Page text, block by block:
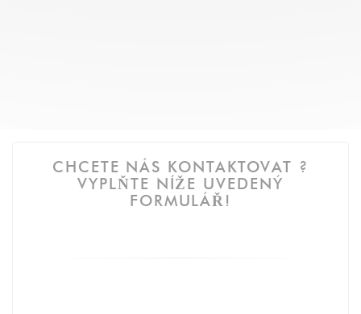
CHCETE NÁS KONTAKTOVAT ?
VYPLŇTE NÍŽE UVEDENÝ
FORMULÁŘ!